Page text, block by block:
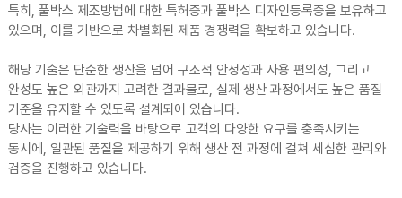
특히, 풀박스 제조방법에 대한 특허증과 풀박스 디자인등록증을 보유하고
있으며, 이를 기반으로 차별화된 제품 경쟁력을 확보하고 있습니다.
해당 기술은 단순한 생산을 넘어 구조적 안정성과 사용 편의성, 그리고
완성도 높은 외관까지 고려한 결과물로, 실제 생산 과정에서도 높은 품질
기준을 유지할 수 있도록 설계되어 있습니다.
당사는 이러한 기술력을 바탕으로 고객의 다양한 요구를 충족시키는
동시에, 일관된 품질을 제공하기 위해 생산 전 과정에 걸쳐 세심한 관리와
검증을 진행하고 있습니다.